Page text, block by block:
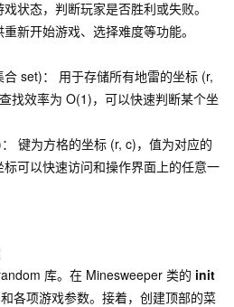
状态，判断玩家是否胜利或失败。
新开始游戏、选择难度等功能。
set)： 用于存储所有地雷的坐标 (r,
找效率为 O(1)，可以快速判断某个坐
键为方格的坐标 (r, c)，值为对应的
可以快速访问和操作界面上的任意一
库。在 Minesweeper 类的 init
各项游戏参数。接着，创建顶部的菜